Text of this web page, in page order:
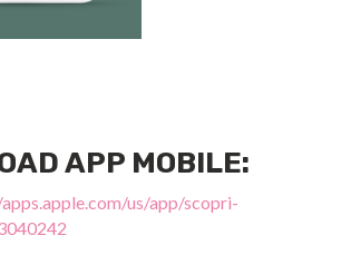
APP MOBILE:
us/app/scopri-